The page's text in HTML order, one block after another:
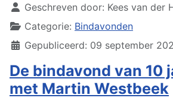
Geschreven door: Kees van der
Categorie: Bindavonden
Gepubliceerd: 09 september
De bindavond van 10
met Martin Westbeek